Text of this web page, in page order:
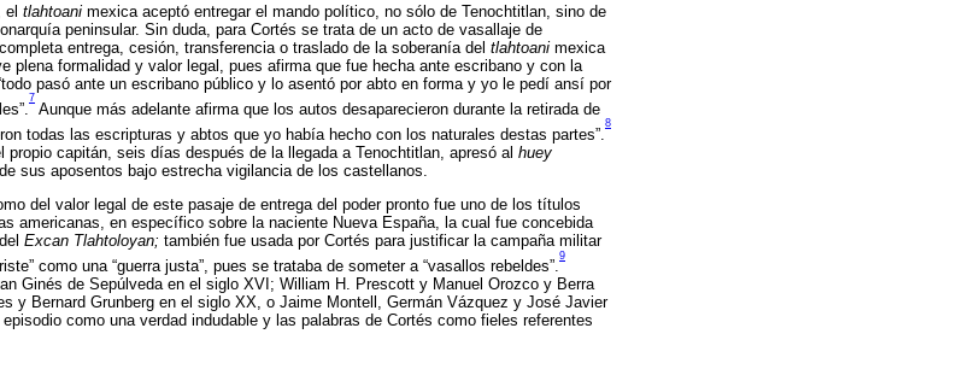
tlahtoani mexica aceptó entregar el mando político, no sólo de Tenochtitlan, sino de
peninsular. Sin duda, para Cortés se trata de un acto de vasallaje de
entrega, cesión, transferencia o traslado de la soberanía del tlahtoani mexica
plena formalidad y valor legal, pues afirma que fue hecha ante escribano y con la
pasó ante un escribano público y lo asentó por abto en forma y yo le pedí ansí por
7
Aunque más adelante afirma que los autos desaparecieron durante la retirada de
todas las escripturas y abtos que yo había hecho con los naturales destas partes”.
8
capitán, seis días después de la llegada a Tenochtitlan, apresó al huey
sus aposentos bajo estrecha vigilancia de los castellanos.
del valor legal de este pasaje de entrega del poder pronto fue uno de los títulos
americanas, en específico sobre la naciente Nueva España, la cual fue concebida
Excan Tlahtoloyan; también fue usada por Cortés para justificar la campaña militar
como una “guerra justa”, pues se trataba de someter a “vasallos rebeldes”.
9
Ginés de Sepúlveda en el siglo XVI; William H. Prescott y Manuel Orozco y Berra
y Bernard Grunberg en el siglo XX, o Jaime Montell, Germán Vázquez y José Javier
como una verdad indudable y las palabras de Cortés como fieles referentes